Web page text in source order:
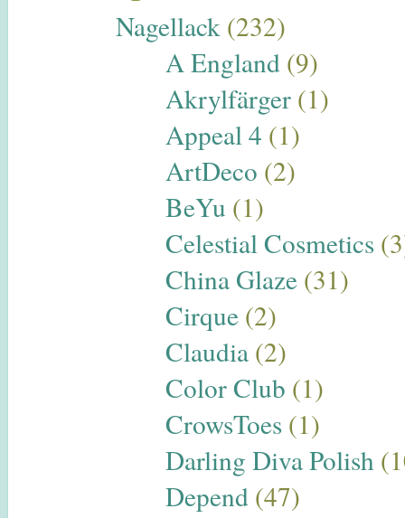
Nagellack(232)
A England (9)
Akrylfärger (1)
Appeal 4 (1)
ArtDeco (2)
BeYu (1)
Celestial Cosmetics
China Glaze (31)
Cirque (2)
Claudia (2)
Color Club (1)
CrowsToes (1)
Darling Diva Polish
Depend (47)